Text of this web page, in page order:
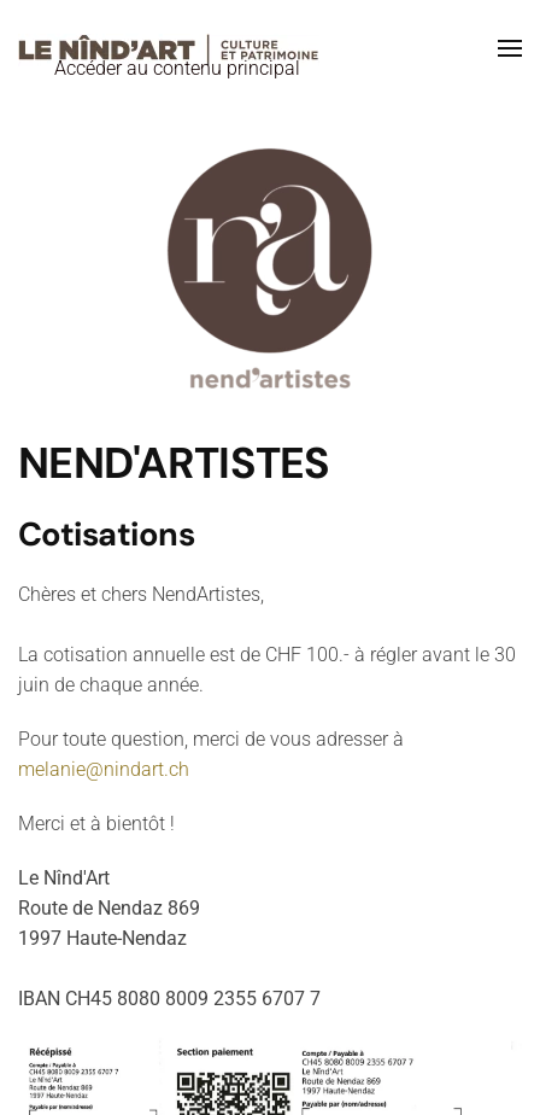
Accéder au contenu principal
NEND'ARTISTES
Cotisations
Chères et chers NendArtistes,
La cotisation annuelle est de CHF 100.- à régler avant le 30
juin de chaque année.
Pour toute question, merci de vous adresser à
melanie@nindart.ch
Merci et à bientôt !
Le Nînd'Art
Route de Nendaz 869
1997 Haute-Nendaz
IBAN CH45 8080 8009 2355 6707 7